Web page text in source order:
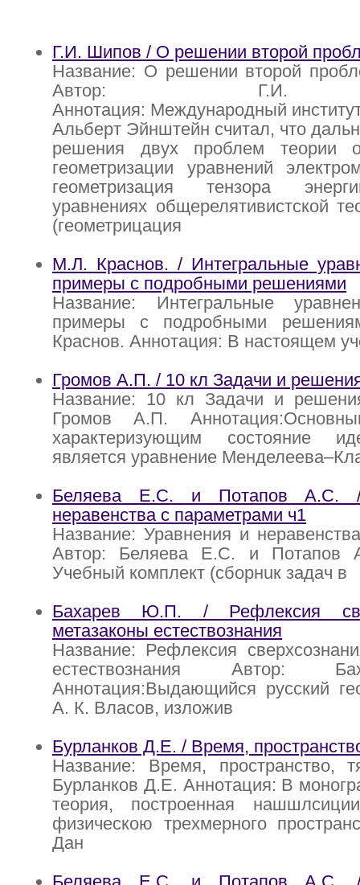
Г.И. Шипов / О решении второй
Название: О решении второй
Автор: Г.И.
Аннотация: Международный
Альберт Эйнштейн считал, что
решения двух проблем теории
геометризации уравнений
геометризация тензора
уравнениях общерелятивистской
(геометрицация
М.Л. Краснов. / Интегральные
примеры с подробными решениями
Название: Интегральные
примеры с подробными
Краснов. Аннотация: В настоящем
Громов А.П. / 10 кл Задачи и
Название: 10 кл Задачи и
Громов А.П.
характеризующим состояние
является уравнение
Беляева Е.С. и Потапов А.С.
неравенства с параметрами ч1
Название: Уравнения и
Автор: Беляева Е.С. и Потапов
Учебный комплект (сборнuк задач в
Бахарев Ю.П. / Рефлексия
метазаконы естествознания
Название: Рефлексия
естествознания Автор:
Аннотация:Выдающийся русский
А. К. Власов, изложив
Бурланков Д.Е. / Время,
Название: Время, пространство,
Бурланков Д.Е. Аннотация: В
теория, построенная
физическою трехмерного
Дан